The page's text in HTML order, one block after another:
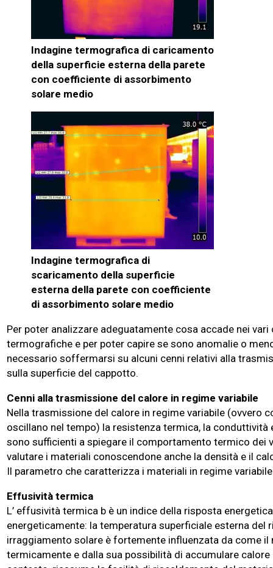
Indagine termografica di caricamento
della superficie esterna della parete
con coefficiente di assorbimento
solare medio
Indagine termografica di
scaricamento della superficie
esterna della parete con coefficiente
di assorbimento solare medio
Per poter analizzare adeguatamente cosa accade nei
termografiche e per poter capire se sono anomalie o
necessario soffermarsi su alcuni cenni relativi alla
sulla superficie del cappotto.
Cenni alla trasmissione del calore in regime variabile
Nella trasmissione del calore in regime variabile (ovvero
oscillano nel tempo) la resistenza termica, la conduttività
sono sufficienti a spiegare il comportamento termico dei
valutare i materiali conoscendone anche la densità e il
Il parametro che caratterizza i materiali in regime
Effusività termica
L’ effusività termica b è un indice della risposta
energeticamente: la temperatura superficiale esterna
irraggiamento solare è fortemente influenzata da come
termicamente e dalla sua possibilità di accumulare